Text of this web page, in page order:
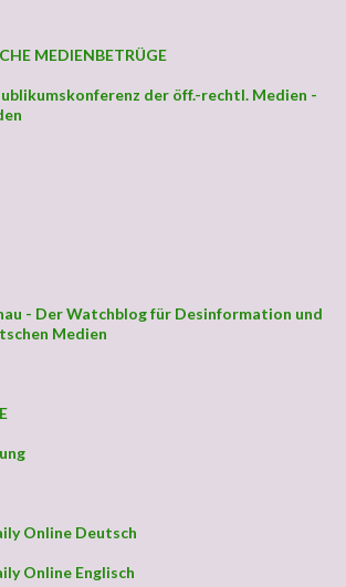
MEDIENBETRÜGE
der öff.-rechtl. Medien -
- Der Watchblog für Desinformation und
Medien
Online Deutsch
Online Englisch